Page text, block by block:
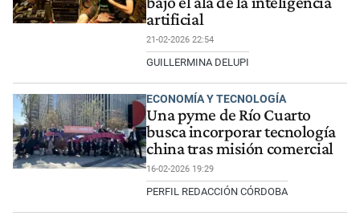
artificial
21-02-2026 22:54
GUILLERMINA DELUPI
ECONOMÍA Y TECNOLOGÍA
Una pyme de Río Cuarto
busca incorporar tecnología
china tras misión comercial
16-02-2026 19:29
PERFIL REDACCIÓN CÓRDOBA